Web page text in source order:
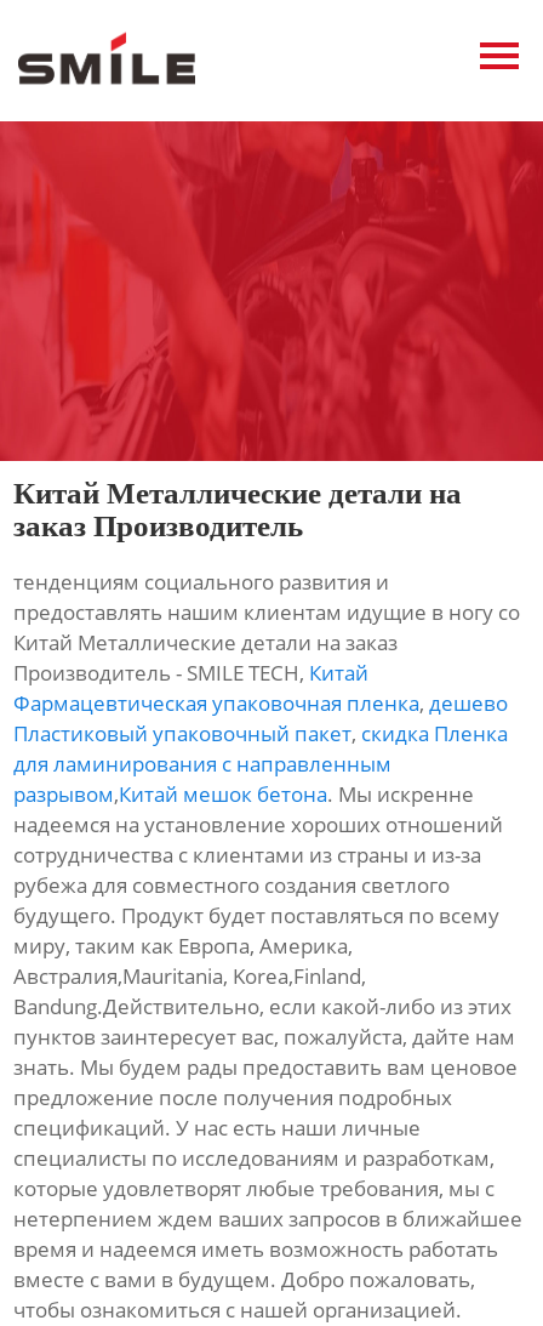
Продукция
О нас
Контакты
Китай Металлические детали на
заказ Производитель
тенденциям социального развития и
предоставлять нашим клиентам идущие в ногу со
Китай Металлические детали на заказ
Производитель - SMILE TECH, Китай
Фармацевтическая упаковочная пленка,дешево
Пластиковый упаковочный пакет, скидка Пленка
для ламинирования с направленным
разрывом,Китай мешок бетона. Мы искренне
надеемся на установление хороших отношений
сотрудничества с клиентами из страны и из-за
рубежа для совместного создания светлого
будущего. Продукт будет поставляться по всему
миру, таким как Европа, Америка,
Австралия,Mauritania, Korea,Finland,
Bandung.Действительно, если какой-либо из этих
пунктов заинтересует вас, пожалуйста, дайте нам
знать. Мы будем рады предоставить вам ценовое
предложение после получения подробных
спецификаций. У нас есть наши личные
специалисты по исследованиям и разработкам,
которые удовлетворят любые требования, мы с
нетерпением ждем ваших запросов в ближайшее
время и надеемся иметь возможность работать
вместе с вами в будущем. Добро пожаловать,
чтобы ознакомиться с нашей организацией.